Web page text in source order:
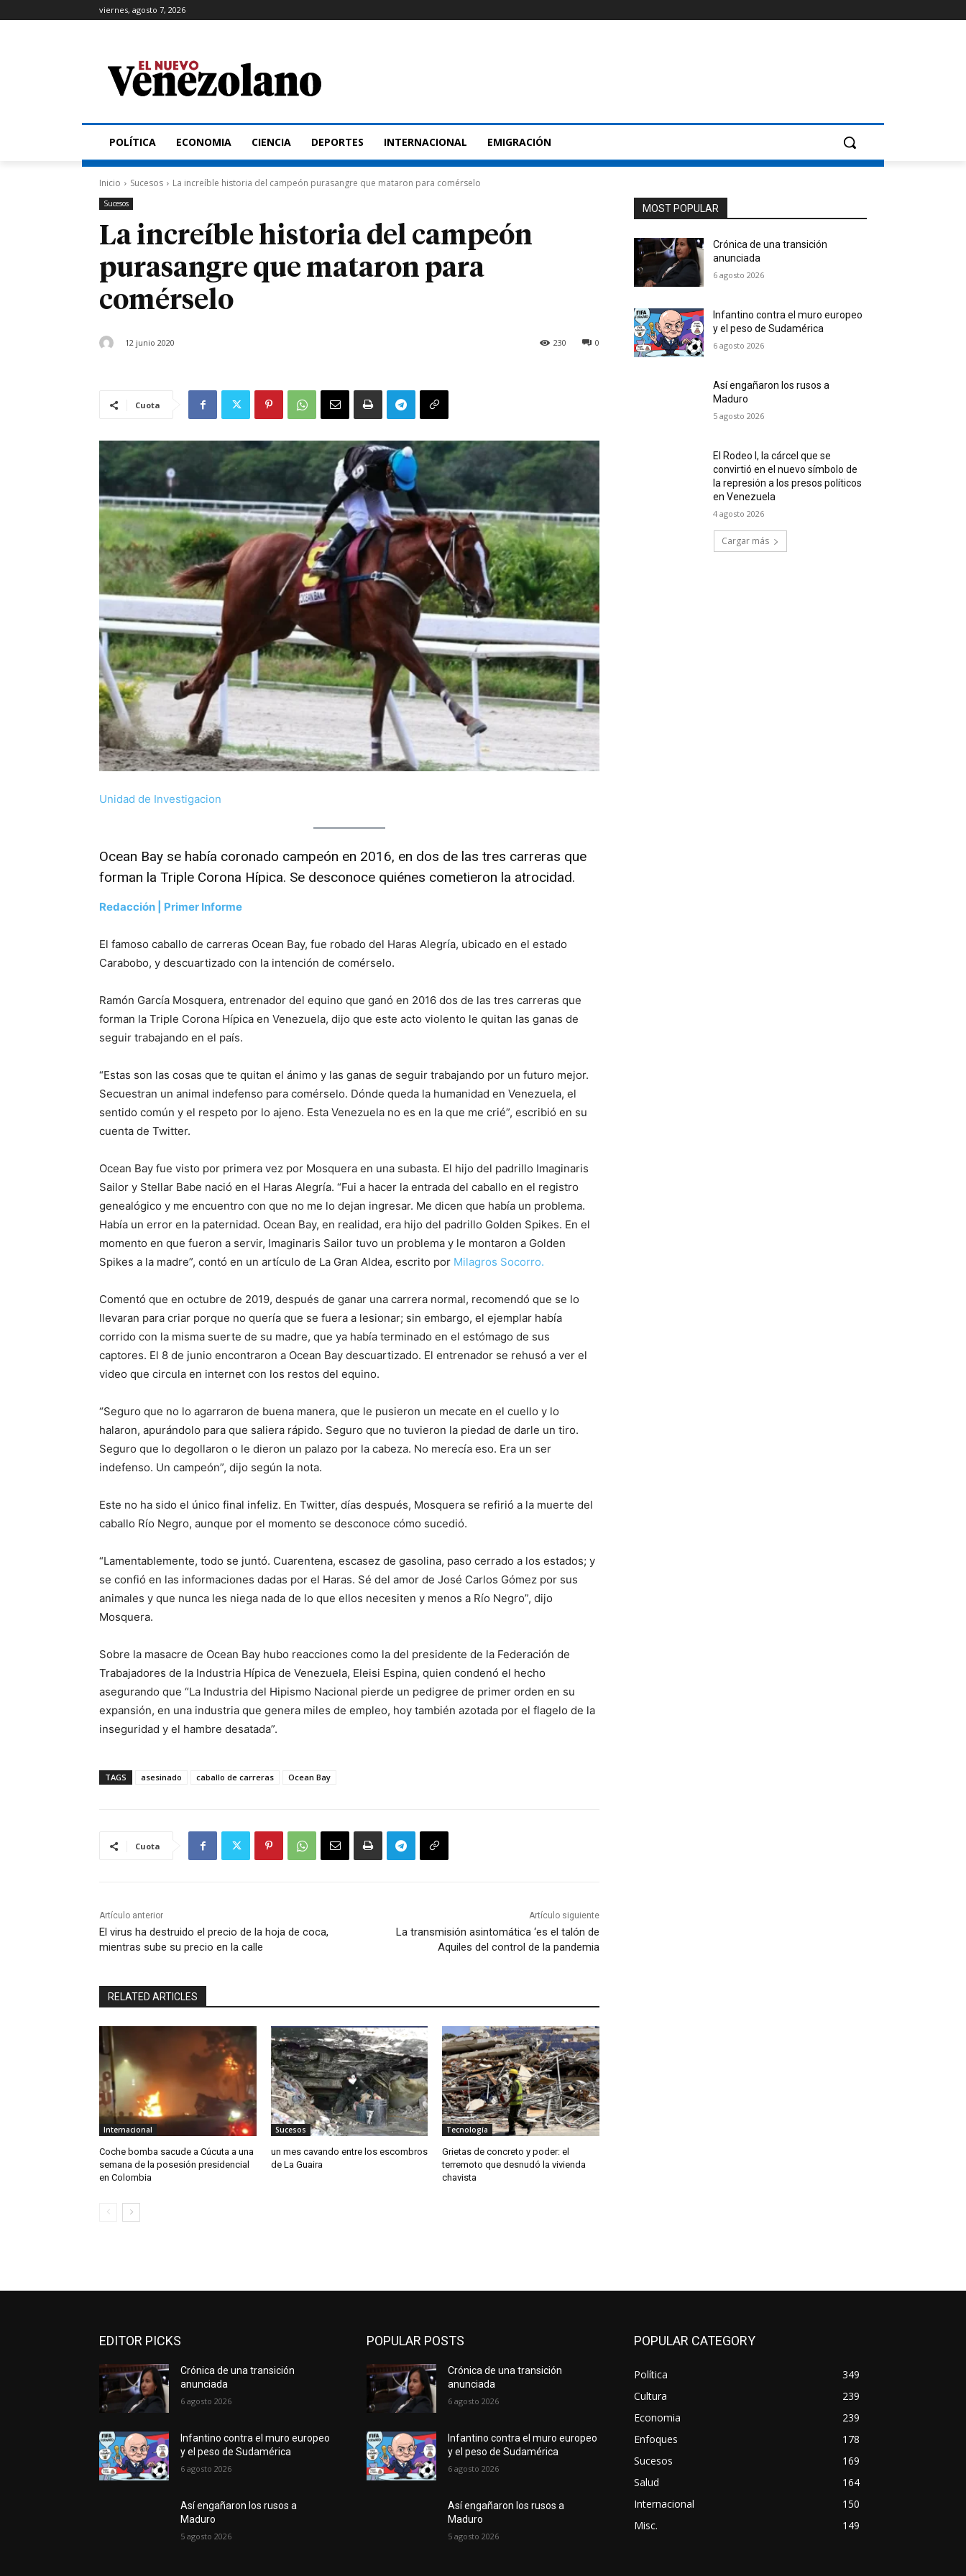
viernes, agosto 7, 2026
POLÍTICA ECONOMIA CIENCIA DEPORTES INTERNACIONAL EMIGRACIÓN
Inicio Sucesos La increíble historia del campeón purasangre que mataron para comérselo
Sucesos
La increíble historia del campeón
purasangre que mataron para
comérselo
12 junio 2020 0
230
Cuota
Unidad de Investigacion
Ocean Bay se había coronado campeón en 2016, en dos de las tres carreras que
forman la Triple Corona Hípica. Se desconoce quiénes cometieron la atrocidad.
Redacción | Primer Informe
El famoso caballo de carreras Ocean Bay, fue robado del Haras Alegría, ubicado en el estado
Carabobo, y descuartizado con la intención de comérselo.
Ramón García Mosquera, entrenador del equino que ganó en 2016 dos de las tres carreras que
forman la Triple Corona Hípica en Venezuela, dijo que este acto violento le quitan las ganas de
seguir trabajando en el país.
“Estas son las cosas que te quitan el ánimo y las ganas de seguir trabajando por un futuro mejor.
Secuestran un animal indefenso para comérselo. Dónde queda la humanidad en Venezuela, el
sentido común y el respeto por lo ajeno. Esta Venezuela no es en la que me crié”, escribió en su
cuenta de Twitter.
Ocean Bay fue visto por primera vez por Mosquera en una subasta. El hijo del padrillo Imaginaris
Sailor y Stellar Babe nació en el Haras Alegría. “Fui a hacer la entrada del caballo en el registro
genealógico y me encuentro con que no me lo dejan ingresar. Me dicen que había un problema.
Había un error en la paternidad. Ocean Bay, en realidad, era hijo del padrillo Golden Spikes. En el
momento en que fueron a servir, Imaginaris Sailor tuvo un problema y le montaron a Golden
Spikes a la madre”, contó en un artículo de La Gran Aldea, escrito por Milagros Socorro.
Comentó que en octubre de 2019, después de ganar una carrera normal, recomendó que se lo
llevaran para criar porque no quería que se fuera a lesionar; sin embargo, el ejemplar había
corrido con la misma suerte de su madre, que ya había terminado en el estómago de sus
captores. El 8 de junio encontraron a Ocean Bay descuartizado. El entrenador se rehusó a ver el
video que circula en internet con los restos del equino.
“Seguro que no lo agarraron de buena manera, que le pusieron un mecate en el cuello y lo
halaron, apurándolo para que saliera rápido. Seguro que no tuvieron la piedad de darle un tiro.
Seguro que lo degollaron o le dieron un palazo por la cabeza. No merecía eso. Era un ser
indefenso. Un campeón”, dijo según la nota.
Este no ha sido el único final infeliz. En Twitter, días después, Mosquera se refirió a la muerte del
caballo Río Negro, aunque por el momento se desconoce cómo sucedió.
“Lamentablemente, todo se juntó. Cuarentena, escasez de gasolina, paso cerrado a los estados; y
se confió en las informaciones dadas por el Haras. Sé del amor de José Carlos Gómez por sus
animales y que nunca les niega nada de lo que ellos necesiten y menos a Río Negro”, dijo
Mosquera.
Sobre la masacre de Ocean Bay hubo reacciones como la del presidente de la Federación de
Trabajadores de la Industria Hípica de Venezuela, Eleisi Espina, quien condenó el hecho
asegurando que “La Industria del Hipismo Nacional pierde un pedigree de primer orden en su
expansión, en una industria que genera miles de empleo, hoy también azotada por el flagelo de la
inseguridad y el hambre desatada”.
TAGS asesinado caballo de carreras Ocean Bay
Cuota
Artículo anterior
El virus ha destruido el precio de la hoja de coca,
mientras sube su precio en la calle
Artículo siguiente
La transmisión asintomática ‘es el talón de
Aquiles del control de la pandemia
RELATED ARTICLES
Internacional
Coche bomba sacude a Cúcuta a una
semana de la posesión presidencial
en Colombia
Sucesos
un mes cavando entre los escombros
de La Guaira
Tecnología
Grietas de concreto y poder: el
terremoto que desnudó la vivienda
chavista
MOST POPULAR
Crónica de una transición
anunciada
6 agosto 2026
Infantino contra el muro europeo
y el peso de Sudamérica
6 agosto 2026
Así engañaron los rusos a
Maduro
5 agosto 2026
El Rodeo I, la cárcel que se
convirtió en el nuevo símbolo de
la represión a los presos políticos
en Venezuela
4 agosto 2026
Cargar más
EDITOR PICKS
Crónica de una transición
anunciada
6 agosto 2026
Infantino contra el muro europeo
y el peso de Sudamérica
6 agosto 2026
Así engañaron los rusos a
Maduro
5 agosto 2026
POPULAR POSTS
Crónica de una transición
anunciada
6 agosto 2026
Infantino contra el muro europeo
y el peso de Sudamérica
6 agosto 2026
Así engañaron los rusos a
Maduro
5 agosto 2026
POPULAR CATEGORY
Política
349
Cultura
239
Economia
239
Enfoques
178
Sucesos
169
Salud
164
Internacional
150
Misc.
149